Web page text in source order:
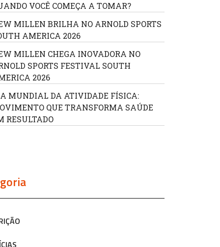
VOCÊ COMEÇA A TOMAR?
MILLEN BRILHA NO ARNOLD SPORTS
AMERICA 2026
MILLEN CHEGA INOVADORA NO
SPORTS FESTIVAL SOUTH
2026
MUNDIAL DA ATIVIDADE FÍSICA:
QUE TRANSFORMA SAÚDE
RESULTADO